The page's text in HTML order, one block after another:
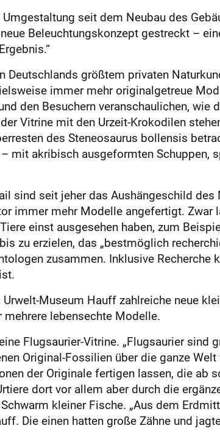
seit dem Neubau des
Beleuchtungskonzept gestreckt –
größtem privaten
immer mehr originalgetreue
den Besuchern veranschaulichen, wie
Vitrine mit den Urzeit-Krokodilen
des Steneosaurus bollensis
mit akribisch ausgeformten Schuppen,
sind seit jeher das Aushängeschild
immer mehr Modelle angefertigt.
einst ausgesehen haben, zum
zu erzielen, das „bestmöglich
zusammen. Inklusive Recherche
Museum Hauff zahlreiche neue
lebensechte Modelle.
Flugsaurier-Vitrine. „Flugsaurier sind
Original-Fossilien über die ganze
der Originale fertigen lassen, die ab
dort vor allem aber durch die
kleiner Fische. „Aus dem
Die einen hatten große Zähne und